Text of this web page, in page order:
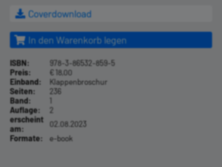
Coverdownload
In den Warenkorb legen
ISBN:
978-3-86532-859-5
Preis:
€ 18,00
Einband:
Klappenbroschur
Seiten:
236
Band:
1
Auflage:
2
erscheint
am:
02.08.2023
Formate:
e-book